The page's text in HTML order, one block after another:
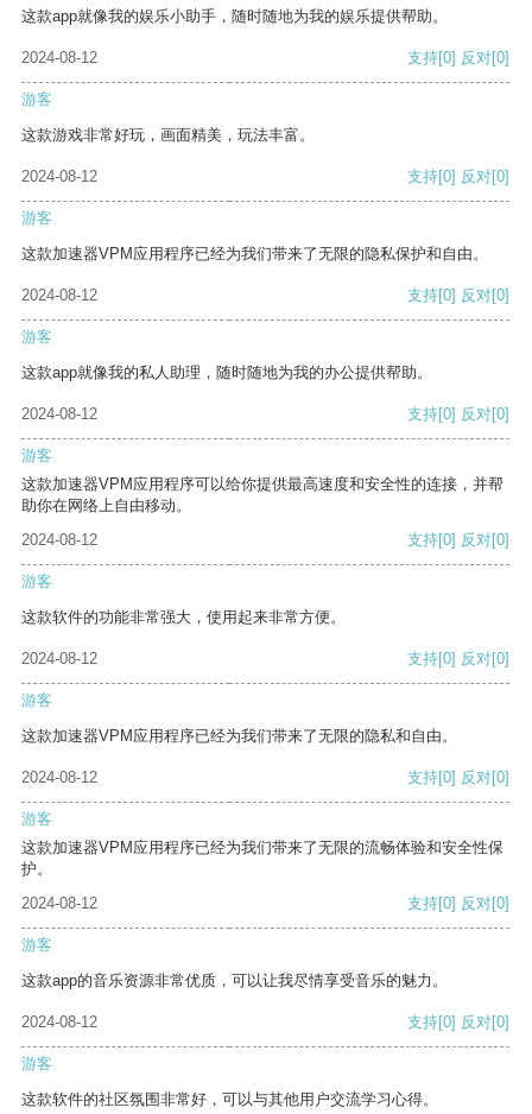
这款app就像我的娱乐小助手，随时随地为我的娱乐提供帮助。
2024-08-12 支持[0] 反对[0]
游客
这款游戏非常好玩，画面精美，玩法丰富。
2024-08-12 支持[0] 反对[0]
游客
这款加速器VPM应用程序已经为我们带来了无限的隐私保护和自由。
2024-08-12 支持[0] 反对[0]
游客
这款app就像我的私人助理，随时随地为我的办公提供帮助。
2024-08-12 支持[0] 反对[0]
游客
这款加速器VPM应用程序可以给你提供最高速度和安全性的连接，并帮
助你在网络上自由移动。
2024-08-12
支持[0] 反对[0]
游客
这款软件的功能非常强大，使用起来非常方便。
2024-08-12 支持[0] 反对[0]
游客
这款加速器VPM应用程序已经为我们带来了无限的隐私和自由。
2024-08-12 支持[0] 反对[0]
游客
这款加速器VPM应用程序已经为我们带来了无限的流畅体验和安全性保
护。
2024-08-12
支持[0] 反对[0]
游客
这款app的音乐资源非常优质，可以让我尽情享受音乐的魅力。
2024-08-12 支持[0] 反对[0]
游客
这款软件的社区氛围非常好，可以与其他用户交流学习心得。